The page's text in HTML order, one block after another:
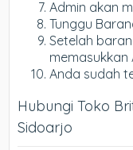
Admin akan
Tunggu
Setelah
memasukkan
Anda sudah
Hubungi Toko
Sidoarjo